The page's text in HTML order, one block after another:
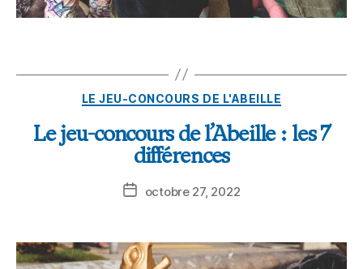
LE JEU-CONCOURS DE L'ABEILLE
Le jeu-concours de l’Abeille : les 7
différences
octobre 27, 2022